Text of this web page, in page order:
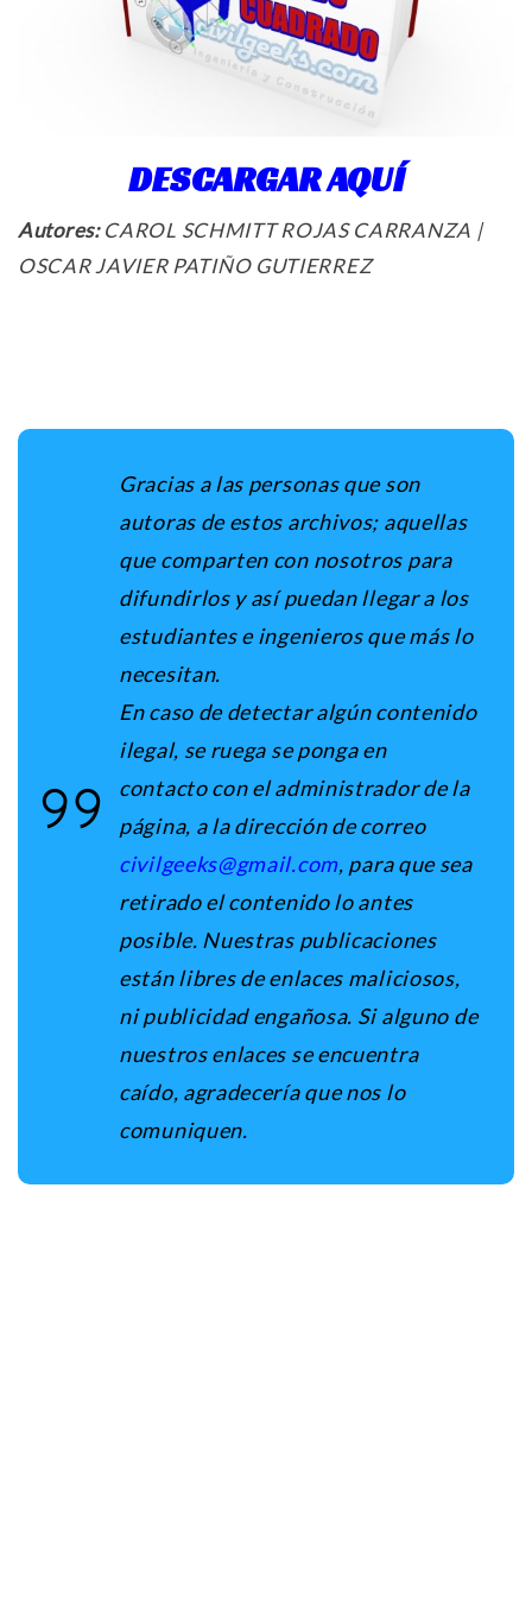
DESCARGAR AQUÍ
Autores:CAROL SCHMITT ROJAS CARRANZA |
OSCAR JAVIER PATIÑO GUTIERREZ
Gracias a las personas que son
autoras de estos archivos; aquellas
que comparten con nosotros para
difundirlos y así puedan llegar a los
estudiantes e ingenieros que más lo
necesitan.
En caso de detectar algún contenido
ilegal, se ruega se ponga en
contacto con el administrador de la
página, a la dirección de correo
civilgeeks@gmail.com, para que sea
retirado el contenido lo antes
posible. Nuestras publicaciones
están libres de enlaces maliciosos,
ni publicidad engañosa. Si alguno de
nuestros enlaces se encuentra
caído, agradecería que nos lo
comuniquen.